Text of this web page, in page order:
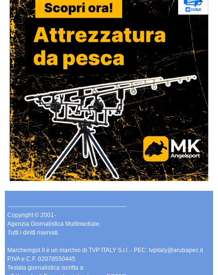
-------------------------------------------------------------
Copyright © 2001-
Agenzia Giornalistica Multimediale.
Tutti i diritti riservati.
Marcheingol.it è un marchio di TVP ITALY S.r.l. - PEC: tvpitaly@arubapec.it
P.IVA e C.F. 02078550445
Testata giornalistica iscritta a: